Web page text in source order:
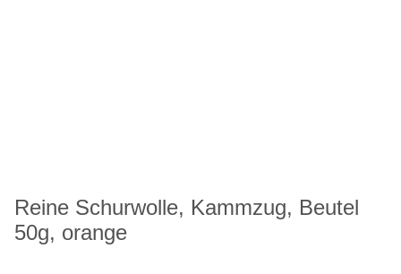
Reine Schurwolle, Kammzug, Beutel
50g, orange